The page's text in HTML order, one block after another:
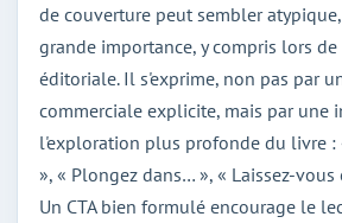
de couverture peut sembler
grande importance, y compris lors
éditoriale. Il s'exprime, non pas par
commerciale explicite, mais par une
l'exploration plus profonde du livre :
», « Plongez dans… », « Laissez-
Un CTA bien formulé encourage le